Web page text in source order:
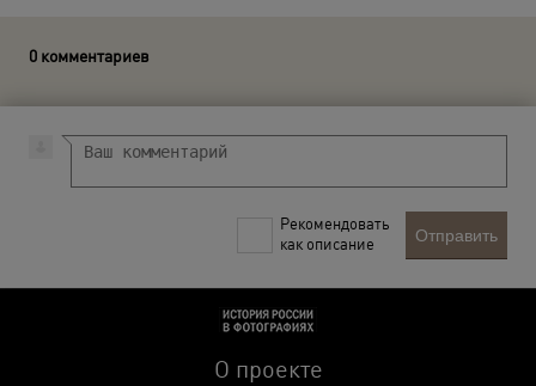
0 комментариев
Рекомендовать
как описание
Отправить
О проекте